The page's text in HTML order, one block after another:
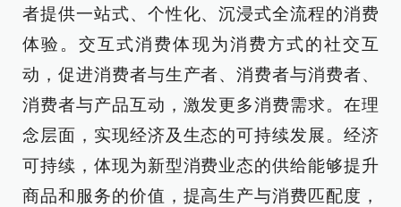
者提供一站式、个性化、沉浸式全流程的消费
体验。交互式消费体现为消费方式的社交互
动，促进消费者与生产者、消费者与消费者、
消费者与产品互动，激发更多消费需求。在理
念层面，实现经济及生态的可持续发展。经济
可持续，体现为新型消费业态的供给能够提升
商品和服务的价值，提高生产与消费匹配度，